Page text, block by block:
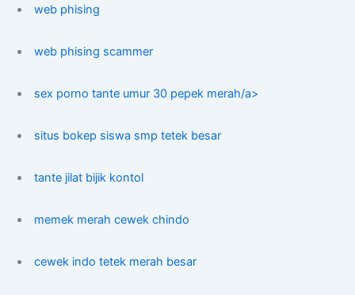
web phising
web phising scammer
sex porno tante umur 30 pepek merah/a>
situs bokep siswa smp tetek besar
tante jilat bijik kontol
memek merah cewek chindo
cewek indo tetek merah besar